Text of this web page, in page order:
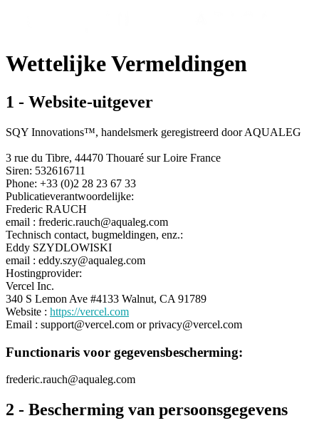
Wettelijke Vermeldingen
1 - Website-uitgever
SQY Innovations™, handelsmerk geregistreerd door AQUALEG
3 rue du Tibre, 44470 Thouaré sur Loire France
Siren: 532616711
Phone: +33 (0)2 28 23 67 33
Publicatieverantwoordelijke:
Frederic RAUCH
email : frederic.rauch@aqualeg.com
Technisch contact, bugmeldingen, enz.:
Eddy SZYDLOWISKI
email : eddy.szy@aqualeg.com
Hostingprovider:
Vercel Inc.
340 S Lemon Ave #4133 Walnut, CA 91789
Website : https://vercel.com
Email : support@vercel.com or privacy@vercel.com
Functionaris voor gegevensbescherming:
frederic.rauch@aqualeg.com
2 - Bescherming van persoonsgegevens